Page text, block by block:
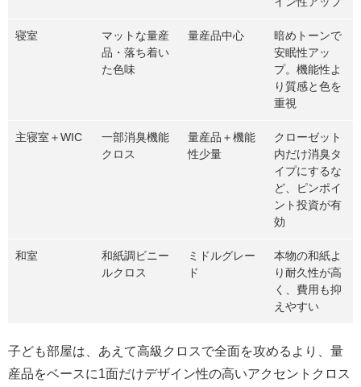
寝室
マットな量産
品・落ち着い
た色味
量産品中心
暗めトーンで
安眠性アッ
プ。機能性よ
り質感と色を
重視
主寝室＋WIC
一部消臭機能
クロス
量産品＋機能
性少量
クローゼット
内だけ消臭タ
イプにするな
ど、ピンポイ
ント投資が有
効
和室
和紙調ビニー
ルクロス
ミドルグレー
ド
本物の和紙よ
り耐久性が高
く、費用も抑
えやすい
子ども部屋は、あえて高級クロスで全面を攻めるより、量
産品をベースに1面だけデザイン性の高いアクセントクロス